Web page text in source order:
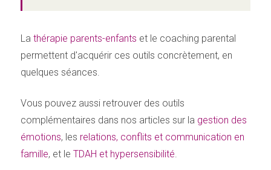
La thérapie parents-enfants et le coaching parental
permettent d'acquérir ces outils concrètement, en
quelques séances.
Vous pouvez aussi retrouver des outils
complémentaires dans nos articles sur la gestion des
émotions, les relations, conflits et communication en
famille, et le TDAH et hypersensibilité